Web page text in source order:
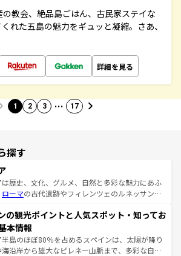
教会、絶品島ごはん、古民家ステイな
れた五島の魅力をギュッと凝縮。さあ、
詳細を見る
1 2 3 … 17
探す
は歴史、文化、グルメ、自然と多彩な魅力にあふ
ローマの古代遺跡やフィレンツェのルネッサンス
スカーナの美しい田園風景やアマルフィ海岸の絶
然景観も見逃せない。観光の合間には、本場の
スタなど、絶品のイタリア料理を堪能することも
目覚めてから夜眠るまで、すべての瞬間を楽し
の観光ポイントと人気スポット・知ってお
本情報
半島のほぼ80％を占めるスペインは、太陽が降り
沿岸から雄大なピレネー山脈まで、多彩な自然